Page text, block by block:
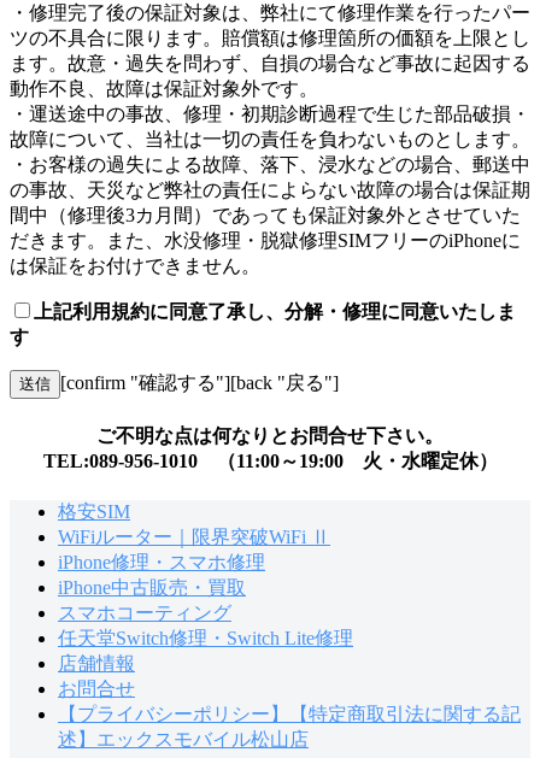
・修理完了後の保証対象は、弊社にて修理作業を行ったパー
ツの不具合に限ります。賠償額は修理箇所の価額を上限とし
ます。故意・過失を問わず、自損の場合など事故に起因する
動作不良、故障は保証対象外です。
・運送途中の事故、修理・初期診断過程で生じた部品破損・
故障について、当社は一切の責任を負わないものとします。
・お客様の過失による故障、落下、浸水などの場合、郵送中
の事故、天災など弊社の責任によらない故障の場合は保証期
間中（修理後3カ月間）であっても保証対象外とさせていた
だきます。また、水没修理・脱獄修理SIMフリーのiPhoneに
は保証をお付けできません。
上記利用規約に同意了承し、分解・修理に同意いたしま
す
[confirm "確認する"][back "戻る"]
ご不明な点は何なりとお問合せ下さい。
TEL:089-956-1010 （11:00～19:00 火・水曜定休）
格安SIM
WiFiルーター｜限界突破WiFi Ⅱ
iPhone修理・スマホ修理
iPhone中古販売・買取
スマホコーティング
任天堂Switch修理・Switch Lite修理
店舗情報
お問合せ
【プライバシーポリシー】【特定商取引法に関する記
述】エックスモバイル松山店